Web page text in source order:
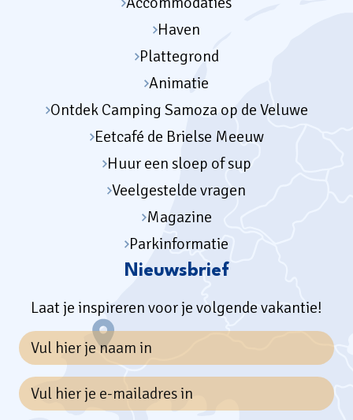
Haven
Plattegrond
Animatie
Ontdek Camping Samoza op de Veluwe
Eetcafé de Brielse Meeuw
Huur een sloep of sup
Veelgestelde vragen
Magazine
Parkinformatie
Nieuwsbrief
Laat je inspireren voor je volgende vakantie!